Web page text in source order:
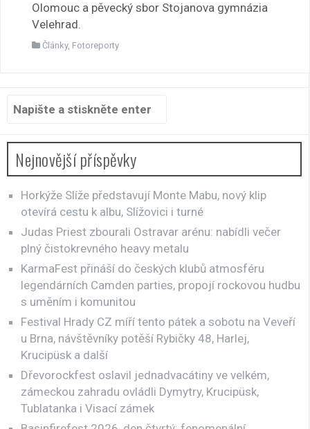
Olomouc a pěvecký sbor Stojanova gymnázia
Velehrad.
Články, Fotoreporty
Hledat:
Nejnovější příspěvky
Horkýže Slíže představují Monte Mabu, nový klip
otevírá cestu k albu, Slížovici i turné
Judas Priest zbourali Ostravar arénu: nabídli večer
plný čistokrevného heavy metalu
KarmaFest přináší do českých klubů atmosféru
legendárních Camden parties, propojí rockovou hudbu
s uměním i komunitou
Festival Hrady CZ míří tento pátek a sobotu na Veveří
u Brna, návštěvníky potěší Rybičky 48, Harlej,
Krucipüsk a další
Dřevorockfest oslavil jednadvacátiny ve velkém,
zámeckou zahradu ovládli Dymytry, Krucipüsk,
Tublatanka i Visací zámek